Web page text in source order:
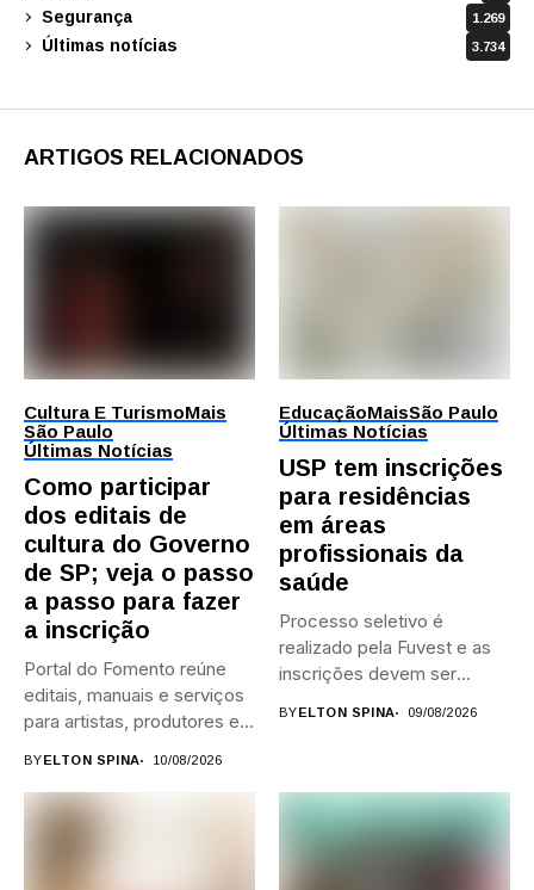
Segurança 1.269
Últimas notícias 3.734
ARTIGOS RELACIONADOS
Cultura E TurismoMais
São Paulo
Últimas Notícias
Como participar
dos editais de
cultura do Governo
de SP; veja o passo
a passo para fazer
a inscrição
Portal do Fomento reúne
editais, manuais e serviços
para artistas, produtores e...
BYELTON SPINA 10/08/2026
EducaçãoMaisSão Paulo
Últimas Notícias
USP tem inscrições
para residências
em áreas
profissionais da
saúde
Processo seletivo é
realizado pela Fuvest e as
inscrições devem ser
BYELTON SPINA 09/08/2026